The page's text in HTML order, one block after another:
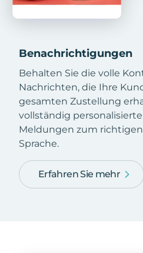
Benachrichtigungen
Behalten Sie die volle
Nachrichten, die Ihre
gesamten Zustellung
vollständig
Meldungen zum
Sprache.
Erfahren Sie mehr